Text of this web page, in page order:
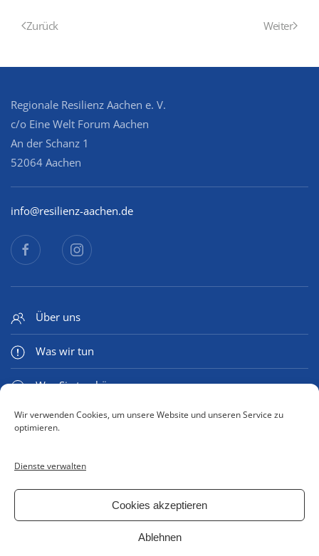
Wir verwenden Cookies, um unsere Website und unseren Service zu
optimieren.
Dienste verwalten
Cookies akzeptieren
Ablehnen
Zurück Weiter
Regionale Resilienz Aachen e. V.
c/o Eine Welt Forum Aachen
An der Schanz 1
52064 Aachen
info@resilienz-aachen.de
Über uns
Was wir tun
Was Sie tun können
Medien & Mehr